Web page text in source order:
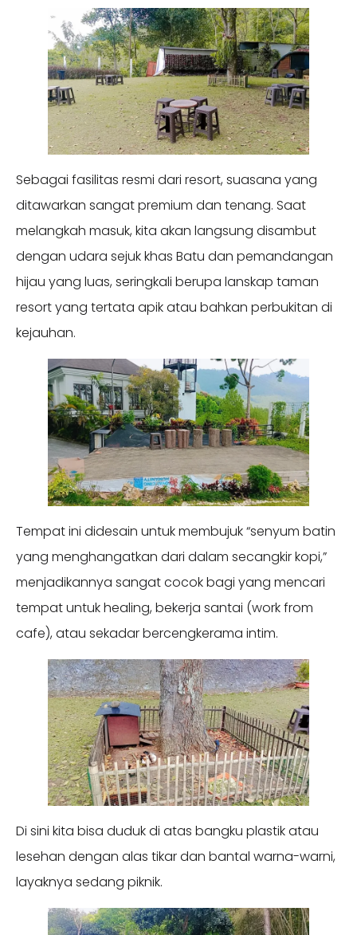
Sebagai fasilitas resmi dari resort, suasana yang
ditawarkan sangat premium dan tenang. Saat
melangkah masuk, kita akan langsung disambut
dengan udara sejuk khas Batu dan pemandangan
hijau yang luas, seringkali berupa lanskap taman
resort yang tertata apik atau bahkan perbukitan di
kejauhan.
Tempat ini didesain untuk membujuk “senyum batin
yang menghangatkan dari dalam secangkir kopi,”
menjadikannya sangat cocok bagi yang mencari
tempat untuk healing, bekerja santai (work from
cafe), atau sekadar bercengkerama intim.
Di sini kita bisa duduk di atas bangku plastik atau
lesehan dengan alas tikar dan bantal warna-warni,
layaknya sedang piknik.